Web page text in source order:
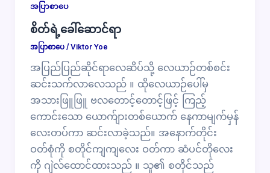
အပြာစာပေ
စိတ်ရဲ့ခေါ်ဆောင်ရာ
အပြာစာပေ/ Viktor Yoe
အပြည်ပြည်ဆိုင်ရာလေဆိပ်သို့ လေယာဉ်တစ်စင်း
ဆင်းသက်လာလေသည် ။ ထိုလေယာဉ်ပေါ်မှ
အသားဖြူဖြူ ဗလတောင့်တောင့်ဖြင့် ကြည့်
ကောင်းသော ယောက်ျားတစ်ယောက် နေကာမျက်မှန်
လေးတပ်ကာ ဆင်းလာခဲ့သည်။ အနောက်တိုင်း
ဝတ်စုံကို စတိုင်ကျကျလေး ဝတ်ကာ ဆံပင်တိုလေး
ကို ဂျဲလ်ထောင်ထားသည် ။ သူ၏ စတိုင်သည်